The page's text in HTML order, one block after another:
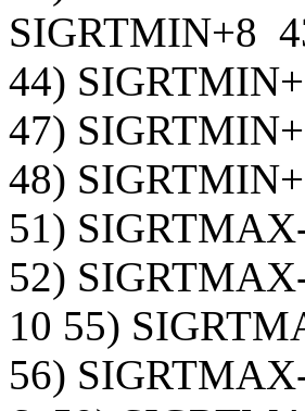
SIGRTMIN+8
44)
47)
48)
51)
52)
10 55)
56)